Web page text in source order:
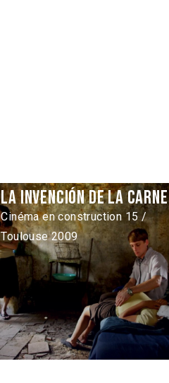
La invención de la carne
Cinéma en construction 15 /
Toulouse 2009